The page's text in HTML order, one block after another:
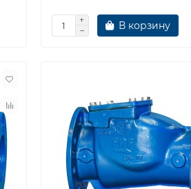
В корзину